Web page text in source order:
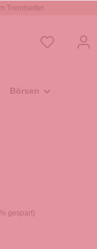
Trendsetter
Börsen
gespart)